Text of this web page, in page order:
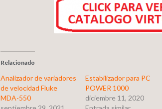
Relacionado
Analizador de variadores
de velocidad Fluke
MDA-550
Estabilizador para PC
POWER 1000
diciembre 11, 2020